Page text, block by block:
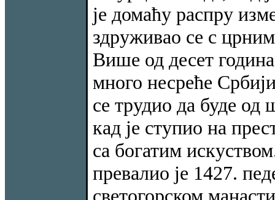
је домаћу распру
здруживао се с
Више од десет
много несреће
се трудио да буде
кад је ступио на
са богатим
превалио је 1427.